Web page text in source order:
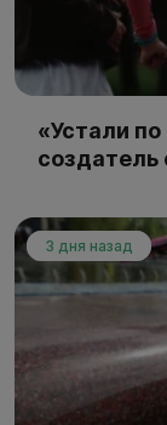
«Устали
создатель
3 дня назад